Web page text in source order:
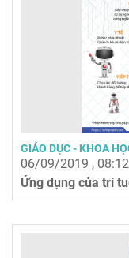
GIÁO DỤC - KHOA
06/09/2019 , 08:12
Ứng dụng của trí